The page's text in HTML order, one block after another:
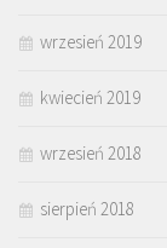
wrzesień 2019
kwiecień 2019
wrzesień 2018
sierpień 2018